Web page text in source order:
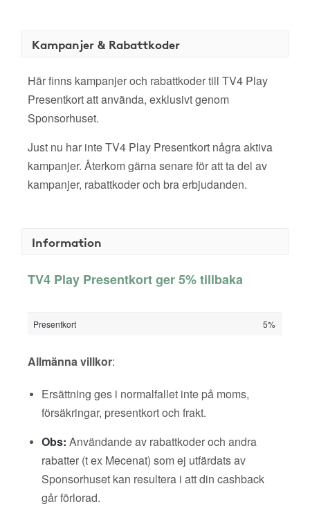
Kampanjer & Rabattkoder
Här finns kampanjer och rabattkoder till TV4 Play
Presentkort att använda, exklusivt genom
Sponsorhuset.
Just nu har inte TV4 Play Presentkort några aktiva
kampanjer. Återkom gärna senare för att ta del av
kampanjer, rabattkoder och bra erbjudanden.
Information
TV4 Play Presentkort ger 5% tillbaka
Presentkort 5%
Allmänna villkor:
Ersättning ges i normalfallet inte på moms,
försäkringar, presentkort och frakt.
Obs: Användande av rabattkoder och andra
rabatter (t ex Mecenat) som ej utfärdats av
Sponsorhuset kan resultera i att din cashback
går förlorad.